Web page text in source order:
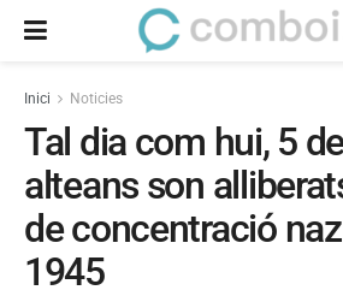
Inici Noticies
Tal dia com hui, 5
alteans son
de concentració
1945